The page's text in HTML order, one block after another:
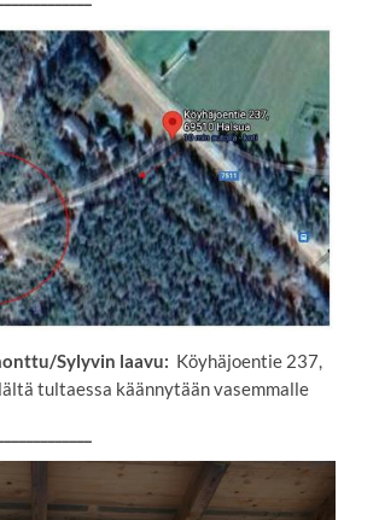
Sylyvin laavu: Köyhäjoentie 237,
tultaessa käännytään vasemmalle